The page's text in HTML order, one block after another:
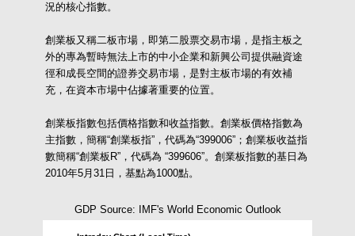
況的核心指數。
創業板又稱二板市場，即第二股票交易市場，是指主板之
外的專為暫時無法上市的中小企業和新興公司提供融資途
徑和成長空間的證券交易市場，是對主板市場的有效補
充，在資本市場中佔據著重要的位置。
創業板指數包括價格指數和收益指數。創業板價格指數為
主指數，簡稱“創業板指”，代碼為“399006”；創業板收益指
數簡稱“創業板R”，代碼為 “399606”。創業板指數的基日為
2010年5月31日，基點為1000點。
GDP Source: IMF's World Economic Outlook